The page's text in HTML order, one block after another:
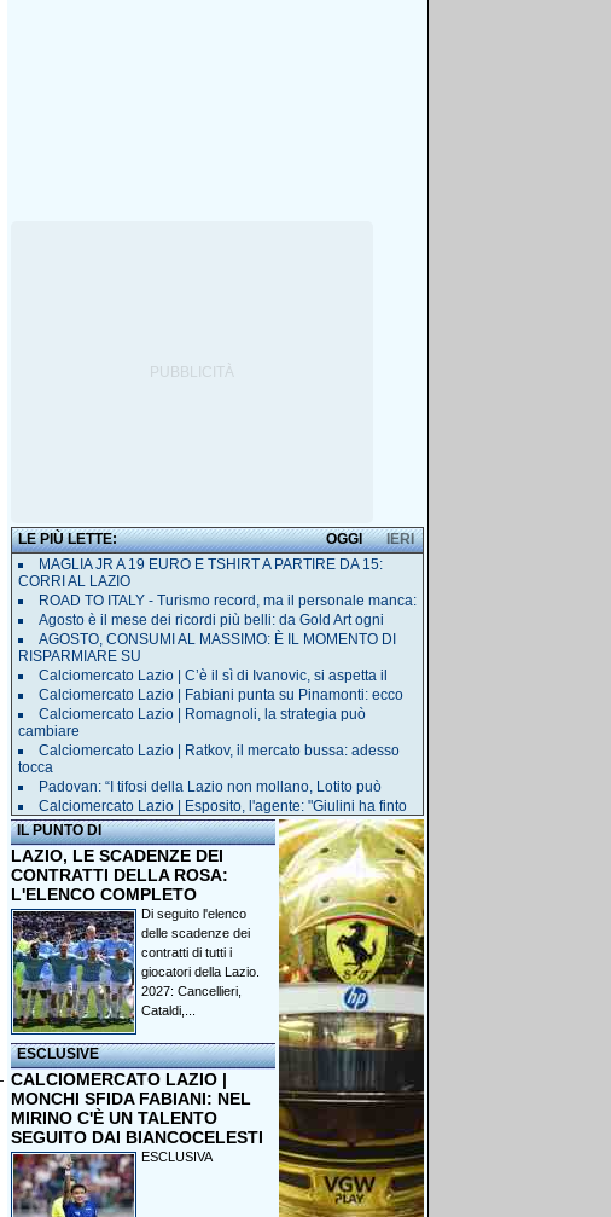
LE PIÙ LETTE: IERI
OGGI
MAGLIA JR A 19 EURO E TSHIRT A PARTIRE DA 15:
CORRI AL LAZIO
ROAD TO ITALY - Turismo record, ma il personale manca:
Agosto è il mese dei ricordi più belli: da Gold Art ogni
AGOSTO, CONSUMI AL MASSIMO: È IL MOMENTO DI
RISPARMIARE SU
Calciomercato Lazio | C’è il sì di Ivanovic, si aspetta il
Calciomercato Lazio | Fabiani punta su Pinamonti: ecco
Calciomercato Lazio | Romagnoli, la strategia può
cambiare
Calciomercato Lazio | Ratkov, il mercato bussa: adesso
tocca
Padovan: “I tifosi della Lazio non mollano, Lotito può
Calciomercato Lazio | Esposito, l'agente: "Giulini ha finto
IL PUNTO DI
LAZIO, LE SCADENZE DEI
CONTRATTI DELLA ROSA:
L'ELENCO COMPLETO
Di seguito l'elenco
delle scadenze dei
contratti di tutti i
giocatori della Lazio.
2027: Cancellieri,
Cataldi,...
ESCLUSIVE
CALCIOMERCATO LAZIO |
MONCHI SFIDA FABIANI: NEL
MIRINO C'È UN TALENTO
SEGUITO DAI BIANCOCELESTI
ESCLUSIVA